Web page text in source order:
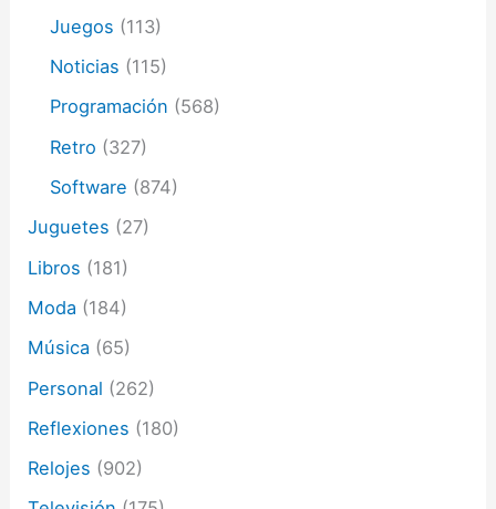
Juegos (113)
Noticias (115)
Programación (568)
Retro (327)
Software (874)
Juguetes (27)
Libros (181)
Moda (184)
Música (65)
Personal (262)
Reflexiones (180)
Relojes (902)